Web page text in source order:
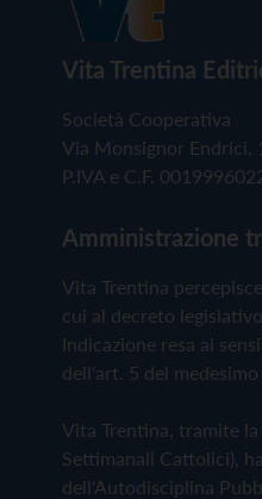
Vita Trentina
Società Cooperativa
Via Monsignor Endrici,
P.IVA e C.F.
Amministrazione
Vita Trentina
cui al decreto
Indicazione resa ai
dell'art. 5 del medesimo
Vita Trentina, tramite la
Settimanali Cattolici),
dell'Autodisciplina